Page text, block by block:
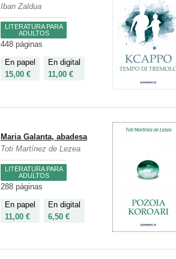
Iban Zaldua
LITERATURA PARA
ADULTOS
448 páginas
En papel
15,00 €
En digital
11,00 €
Maria Galanta, abadesa
Toti Martínez de Lezea
LITERATURA PARA
ADULTOS
288 páginas
En papel
11,00 €
En digital
6,50 €